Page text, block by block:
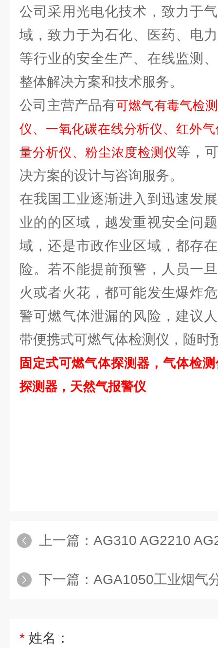
公司采用光电化技术，致力于
域，致力于为石化、医药、电
等行业的安全生产、在线监测
整体解决方案和技术服务。
公司主营产品有可燃气有毒气检
仪、一氧化碳在线分析仪、红外
量分析仪、粉尘浓度检测仪等，
决方案的设计与咨询服务。
在我国工业逐渐进入到迅速发
业的的区域，越发重视安全问
域，还是市政作业区域，都存
险。若不能提前预警，人员一
火或者火花，都可能发生爆炸
警可燃气体泄漏的风险，建议
带便携式可燃气体检测仪，随时
固定式可燃气体探测器，气体检
探测器，天然气报警仪
上一篇： AG310 AG2210 AG211环氧乙
下一篇： AGA1050工业烟气
* 姓名：